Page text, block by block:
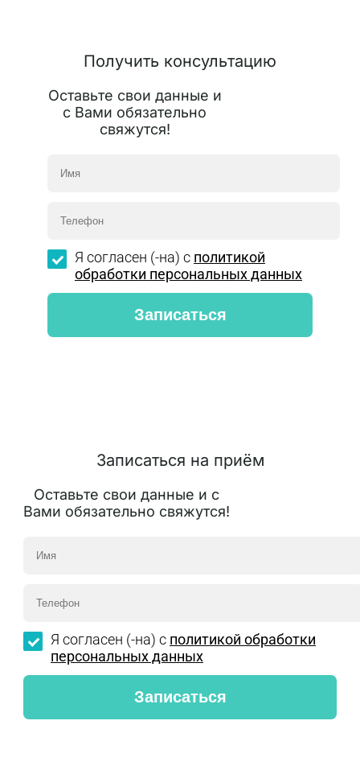
Получить консультацию
Оставьте свои данные и
с Вами обязательно
свяжутся!
Я согласен (-на) с политикой
обработки персональных данных
Записаться на приём
Оставьте свои данные и с
Вами обязательно свяжутся!
Я согласен (-на) с политикой обработки
персональных данных